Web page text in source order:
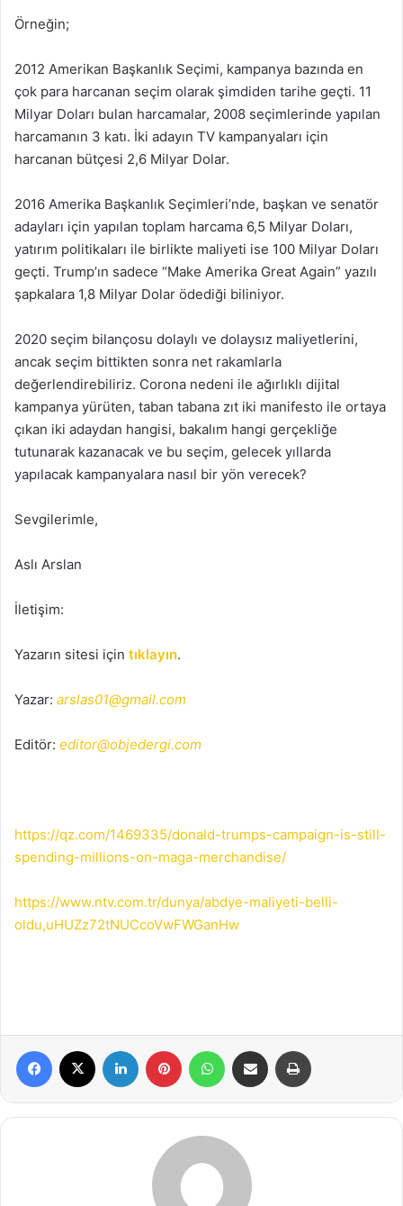
Örneğin;
2012 Amerikan Başkanlık Seçimi, kampanya bazında en
çok para harcanan seçim olarak şimdiden tarihe geçti. 11
Milyar Doları bulan harcamalar, 2008 seçimlerinde yapılan
harcamanın 3 katı. İki adayın TV kampanyaları için
harcanan bütçesi 2,6 Milyar Dolar.
2016 Amerika Başkanlık Seçimleri’nde, başkan ve senatör
adayları için yapılan toplam harcama 6,5 Milyar Doları,
yatırım politikaları ile birlikte maliyeti ise 100 Milyar Doları
geçti. Trump’ın sadece “Make Amerika Great Again” yazılı
şapkalara 1,8 Milyar Dolar ödediği biliniyor.
2020 seçim bilançosu dolaylı ve dolaysız maliyetlerini,
ancak seçim bittikten sonra net rakamlarla
değerlendirebiliriz. Corona nedeni ile ağırlıklı dijital
kampanya yürüten, taban tabana zıt iki manifesto ile ortaya
çıkan iki adaydan hangisi, bakalım hangi gerçekliğe
tutunarak kazanacak ve bu seçim, gelecek yıllarda
yapılacak kampanyalara nasıl bir yön verecek?
Sevgilerimle,
Aslı Arslan
İletişim:
Yazarın sitesi için tıklayın.
Yazar: arslas01@gmail.com
Editör: editor@objedergi.com
https://qz.com/1469335/donald-trumps-campaign-is-still-
spending-millions-on-maga-merchandise/
https://www.ntv.com.tr/dunya/abdye-maliyeti-belli-
oldu,uHUZz72tNUCcoVwFWGanHw
Facebook LinkedIn Pinterest WhatsAppE-Posta ile paylaş